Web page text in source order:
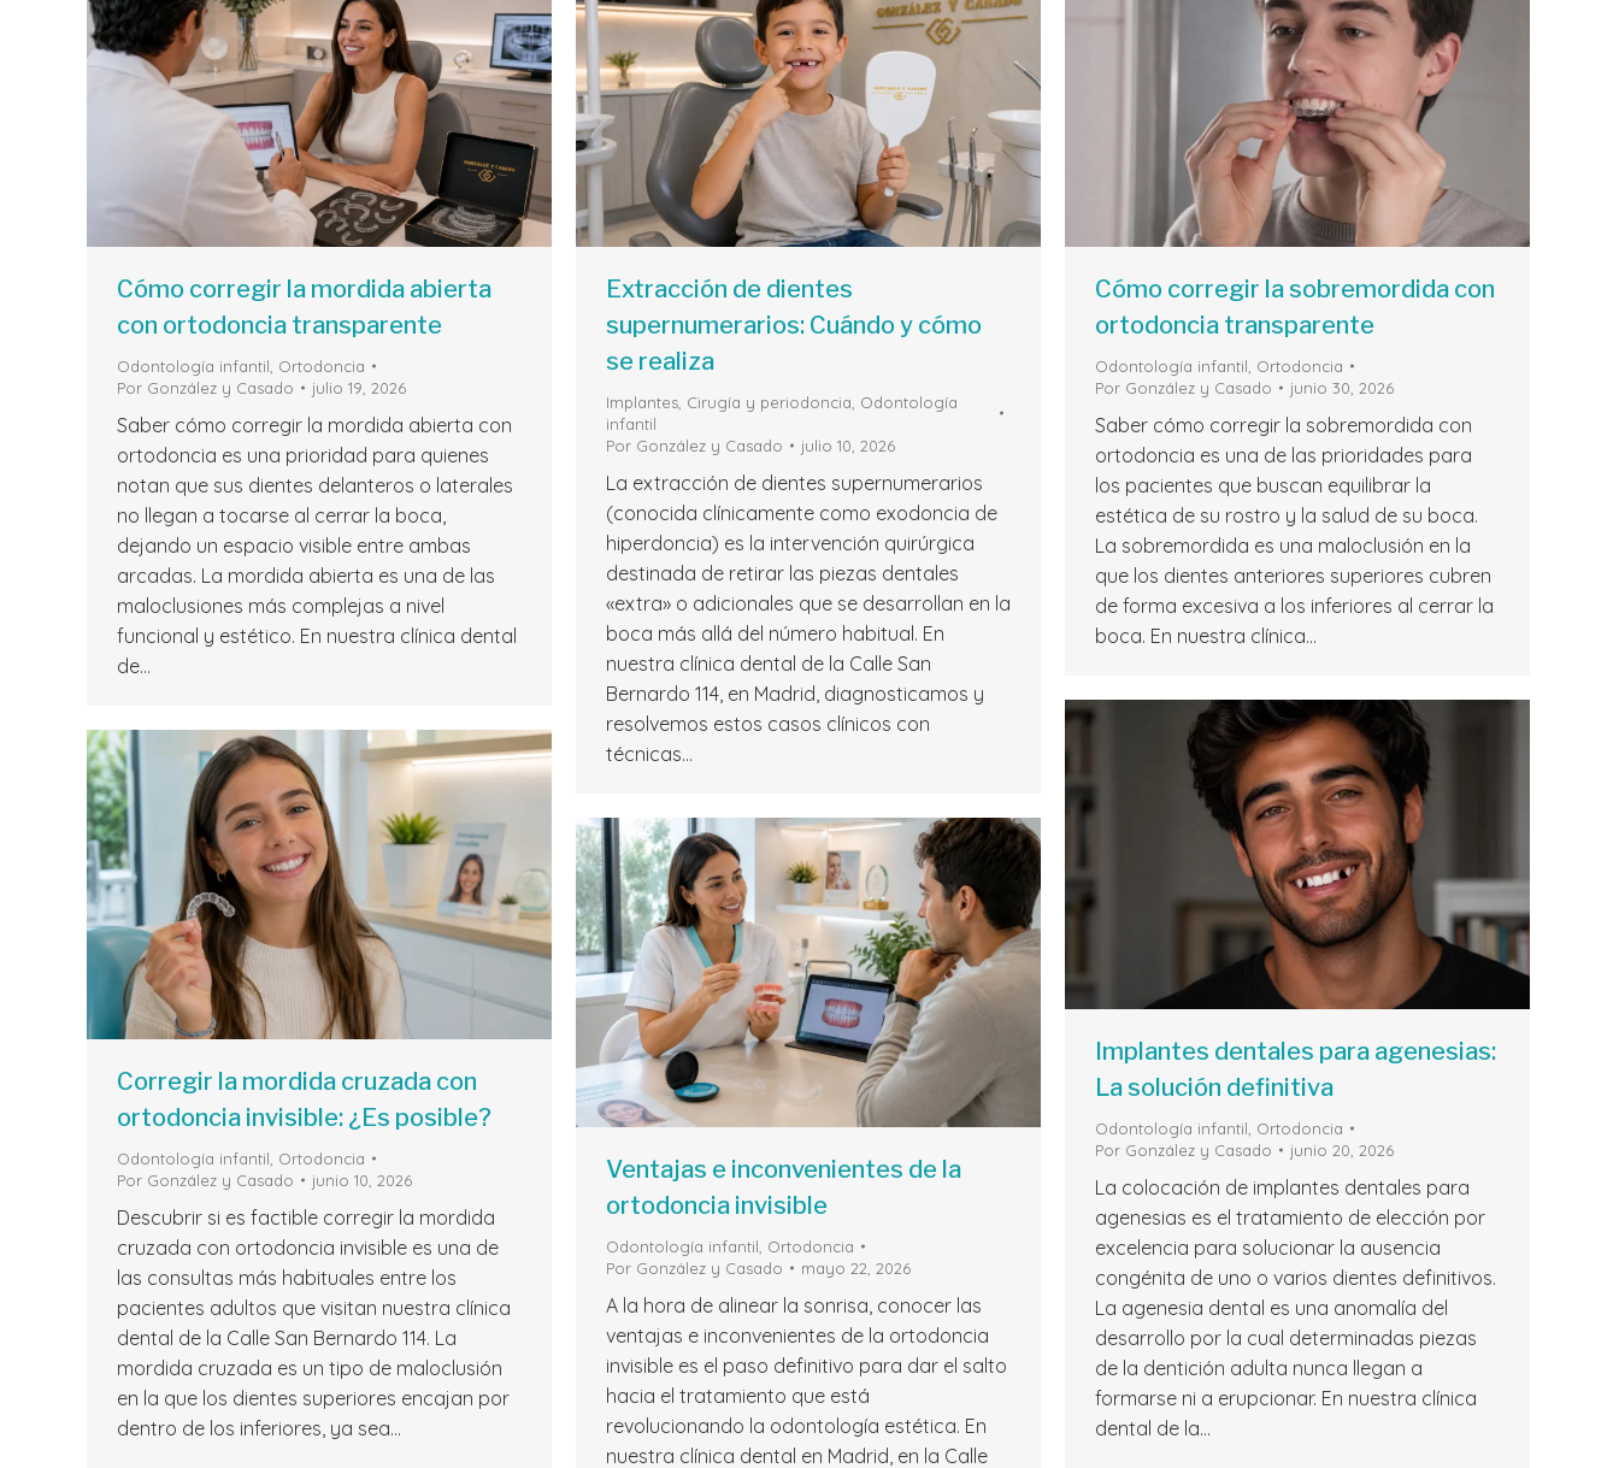
Cómo corregir la mordida abierta
con ortodoncia transparente
Odontología infantil Ortodoncia
Por González y Casado julio 19, 2026
Saber cómo corregir la mordida abierta con
ortodoncia es una prioridad para quienes
notan que sus dientes delanteros o laterales
no llegan a tocarse al cerrar la boca,
dejando un espacio visible entre ambas
arcadas. La mordida abierta es una de las
maloclusiones más complejas a nivel
funcional y estético. En nuestra clínica dental
de…
Extracción de dientes
supernumerarios: Cuándo y cómo
se realiza
Implantes, Cirugía y periodoncia Odontología
infantil
Por González y Casado julio 10, 2026
La extracción de dientes supernumerarios
(conocida clínicamente como exodoncia de
hiperdoncia) es la intervención quirúrgica
destinada de retirar las piezas dentales
«extra» o adicionales que se desarrollan en la
boca más allá del número habitual. En
nuestra clínica dental de la Calle San
Bernardo 114, en Madrid, diagnosticamos y
resolvemos estos casos clínicos con
técnicas…
Cómo corregir la sobremordida con
ortodoncia transparente
Odontología infantil Ortodoncia
Por González y Casado junio 30, 2026
Saber cómo corregir la sobremordida con
ortodoncia es una de las prioridades para
los pacientes que buscan equilibrar la
estética de su rostro y la salud de su boca.
La sobremordida es una maloclusión en la
que los dientes anteriores superiores cubren
de forma excesiva a los inferiores al cerrar la
boca. En nuestra clínica…
Implantes dentales para agenesias:
La solución definitiva
Odontología infantil Ortodoncia
Por González y Casado junio 20, 2026
La colocación de implantes dentales para
agenesias es el tratamiento de elección por
excelencia para solucionar la ausencia
congénita de uno o varios dientes definitivos.
La agenesia dental es una anomalía del
desarrollo por la cual determinadas piezas
de la dentición adulta nunca llegan a
formarse ni a erupcionar. En nuestra clínica
dental de la…
Corregir la mordida cruzada con
ortodoncia invisible: ¿Es posible?
Odontología infantil Ortodoncia
Por González y Casado junio 10, 2026
Descubrir si es factible corregir la mordida
cruzada con ortodoncia invisible es una de
las consultas más habituales entre los
pacientes adultos que visitan nuestra clínica
dental de la Calle San Bernardo 114. La
mordida cruzada es un tipo de maloclusión
en la que los dientes superiores encajan por
dentro de los inferiores, ya sea…
Ventajas e inconvenientes de la
ortodoncia invisible
Odontología infantil Ortodoncia
Por González y Casado mayo 22, 2026
A la hora de alinear la sonrisa, conocer las
ventajas e inconvenientes de la ortodoncia
invisible es el paso definitivo para dar el salto
hacia el tratamiento que está
revolucionando la odontología estética. En
nuestra clínica dental en Madrid, en la Calle